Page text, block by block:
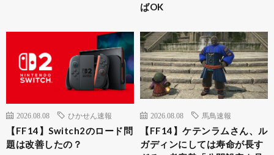
ばOK
2026.08.08 ひかせん速報
【FF14】Switch2のロード問
題は改善したの？
2026.08.08 馬鳥速報
【FF14】ケテンラムさん、ル
ガディンにしては寿命が長す